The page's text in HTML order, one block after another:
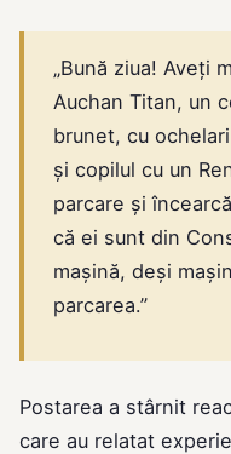
„Bună ziua! Aveți
Auchan Titan, un
brunet, cu
și copilul cu un
parcare și
că ei sunt din
mașină, deși
parcarea.”
Postarea a stârnit
care au relatat